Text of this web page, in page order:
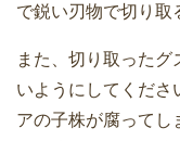
で鋭い刃物で切り取
また、切り取った
いようにしてくださ
アの子株が腐ってし